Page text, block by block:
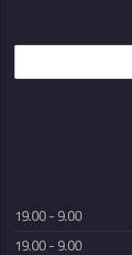
9.00 - 19.00
9.00 - 19.00